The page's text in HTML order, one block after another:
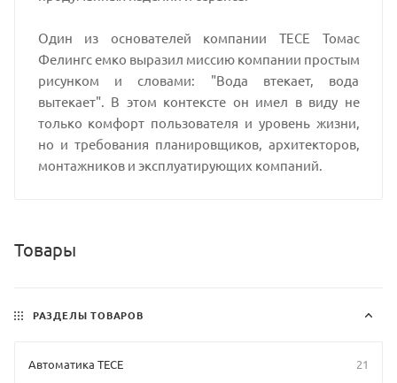
Один из основателей компании TECE Томас
Фелингс емко выразил миссию компании простым
рисунком и словами: "Вода втекает, вода
вытекает". В этом контексте он имел в виду не
только комфорт пользователя и уровень жизни,
но и требования планировщиков, архитекторов,
монтажников и эксплуатирующих компаний.
Товары
РАЗДЕЛЫ ТОВАРОВ
Автоматика TECE 21